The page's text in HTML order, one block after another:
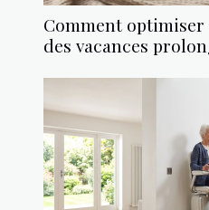
Comment
des vacances